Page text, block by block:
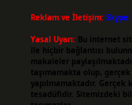
Reklam ve İletişim: Skype:
Yasal Uyarı: Bu internet
ile hiçbir bağlantısı
makaleler
taşımamakta olup,
yapılmamaktadır.
tesadüfidir. Sitemizdeki